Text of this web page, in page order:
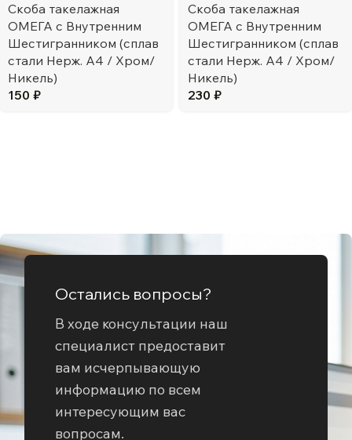
Скоба такелажная
ОМЕГА с Внутренним
Шестигранником (сплав
стали Нерж. А4 / Хром/
Никель)
150 ₽
Скоба такелажная
ОМЕГА с Внутренним
Шестигранником (сплав
стали Нерж. А4 / Хром/
Никель)
230 ₽
Остались вопросы?
В ходе консультации наш
специалист предоставит
вам исчерпывающую
информацию по всем
интересующим вас
вопросам.